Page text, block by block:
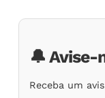
clientes
🔔
Receba um